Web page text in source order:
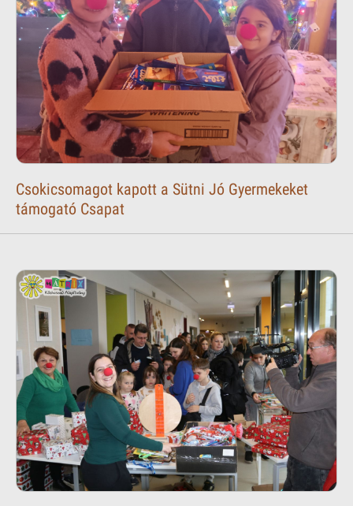
Csokicsomagot kapott a Sütni Jó Gyermekeket
támogató Csapat